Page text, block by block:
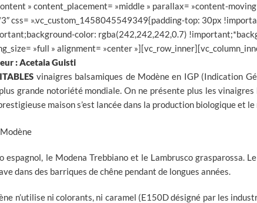
» content_placement= »middle » parallax= »content-
css= ».vc_custom_1458045549349{padding-top: 30px
color: rgba(242,242,242,0.7)
»full » alignment= »center
: Acetaia Guisti
vinaigres balsamiques de Modène en IGP (Indication
grande notoriété mondiale. On ne présente plus les
maison s’est lancée dans la production biologique et
espagnol, le Modena Trebbiano et le Lambrusco grasparossa.
dans des barriques de chêne pendant de longues années.
n’utilise ni colorants, ni caramel (E150D désigné par les